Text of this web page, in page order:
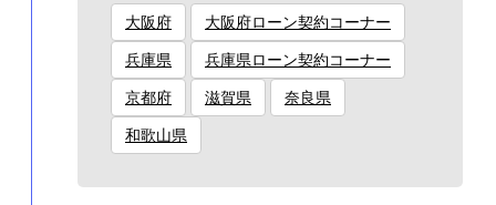
大阪府 大阪府ローン契約コーナー
兵庫県 兵庫県ローン契約コーナー
京都府 滋賀県 奈良県
和歌山県